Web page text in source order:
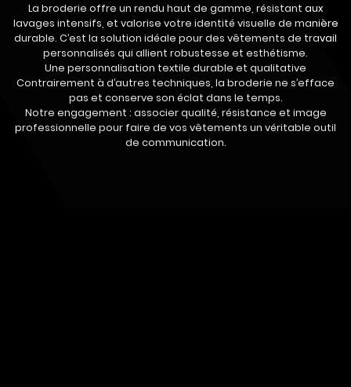
La broderie offre un rendu haut de gamme, résistant aux
lavages intensifs, et valorise votre identité visuelle de manière
durable. C’est la solution idéale pour des vêtements de travail
personnalisés qui allient robustesse et esthétisme.
Une personnalisation textile durable et qualitative
Contrairement à d’autres techniques, la broderie ne s’efface
pas et conserve son éclat dans le temps.
Notre engagement : associer qualité, résistance et image
professionnelle pour faire de vos vêtements un véritable outil
de communication.